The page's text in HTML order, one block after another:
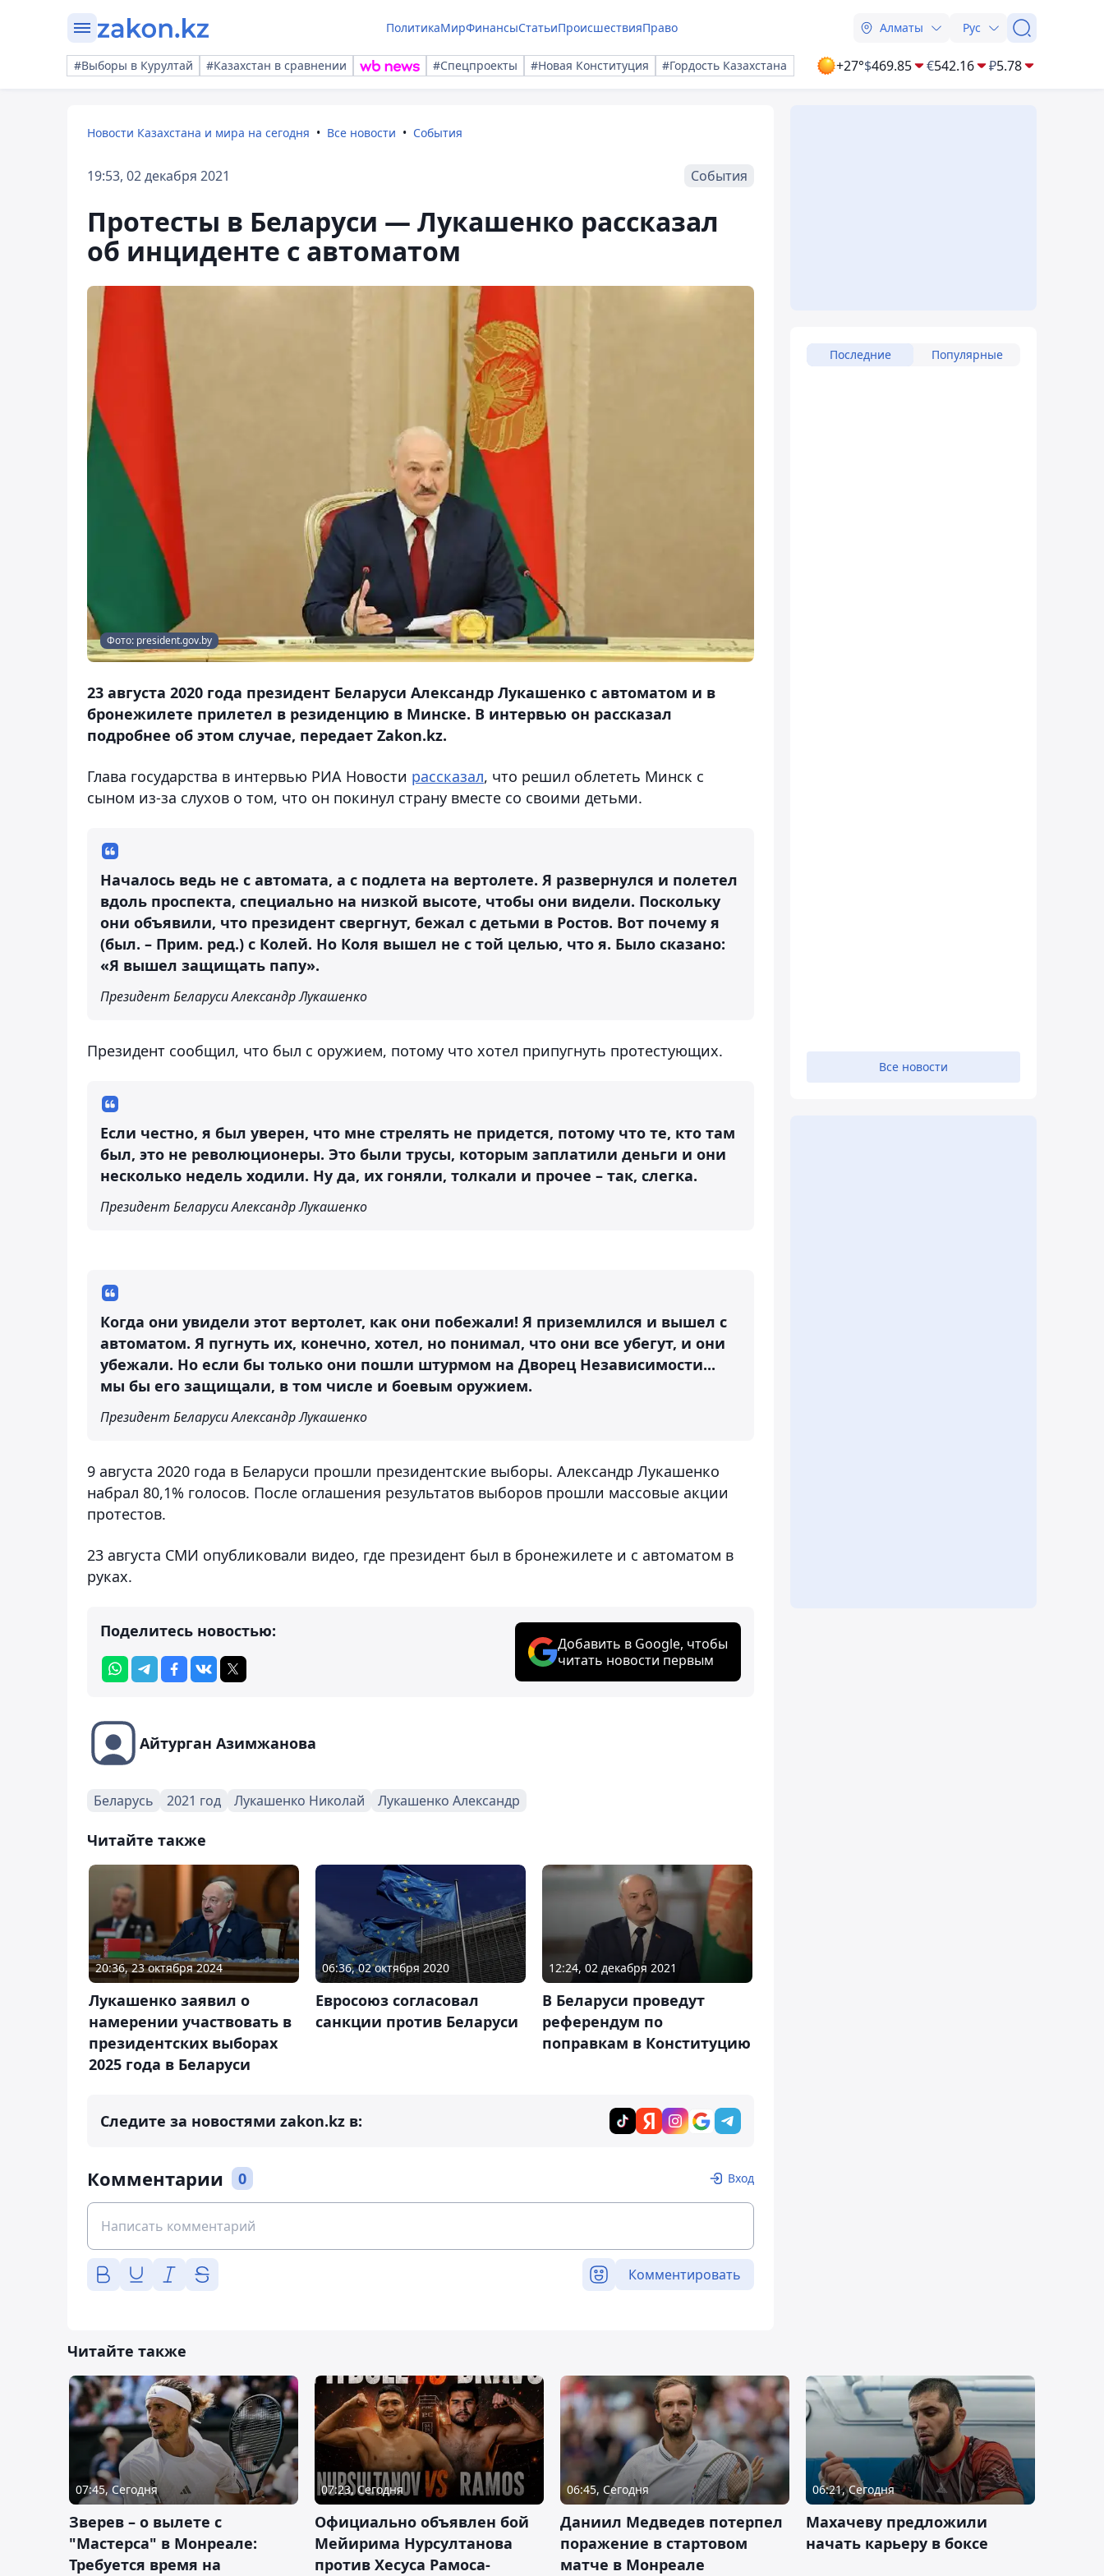
ПолитикаМирФинансыСтатьиПроисшествияПраво Алматы Рус
#Выборы в Курултай #Казахстан в сравнении #Спецпроекты #Новая Конституция #Гордость Казахстана +27°$469.85 €542.16 ₽5.78
Новости Казахстана и мира на сегодня Все новости События
19:53, 02 декабря 2021 События
Протесты в Беларуси — Лукашенко рассказал
об инциденте с автоматом
Фото: president.gov.by
23 августа 2020 года президент Беларуси Александр Лукашенко с автоматом и в
бронежилете прилетел в резиденцию в Минске. В интервью он рассказал
подробнее об этом случае, передает Zakon.kz.
Глава государства в интервью РИА Новости рассказал, что решил облететь Минск с
сыном из-за слухов о том, что он покинул страну вместе со своими детьми.
Началось ведь не с автомата, а с подлета на вертолете. Я развернулся и полетел
вдоль проспекта, специально на низкой высоте, чтобы они видели. Поскольку
они объявили, что президент свергнут, бежал с детьми в Ростов. Вот почему я
(был. – Прим. ред.) с Колей. Но Коля вышел не с той целью, что я. Было сказано:
«Я вышел защищать папу».
Президент Беларуси Александр Лукашенко
Президент сообщил, что был с оружием, потому что хотел припугнуть протестующих.
Если честно, я был уверен, что мне стрелять не придется, потому что те, кто там
был, это не революционеры. Это были трусы, которым заплатили деньги и они
несколько недель ходили. Ну да, их гоняли, толкали и прочее – так, слегка.
Президент Беларуси Александр Лукашенко
Когда они увидели этот вертолет, как они побежали! Я приземлился и вышел с
автоматом. Я пугнуть их, конечно, хотел, но понимал, что они все убегут, и они
убежали. Но если бы только они пошли штурмом на Дворец Независимости...
мы бы его защищали, в том числе и боевым оружием.
Президент Беларуси Александр Лукашенко
9 августа 2020 года в Беларуси прошли президентские выборы. Александр Лукашенко
набрал 80,1% голосов. После оглашения результатов выборов прошли массовые акции
протестов.
23 августа СМИ опубликовали видео, где президент был в бронежилете и с автоматом в
руках.
Поделитесь новостью:
Добавить в Google, чтобы
читать новости первым
Айтурган Азимжанова
Беларусь 2021 год Лукашенко Николай Лукашенко Александр
Читайте также
20:36, 23 октября 2024
Лукашенко заявил о
намерении участвовать в
президентских выборах
2025 года в Беларуси
06:36, 02 октября 2020
Евросоюз согласовал
санкции против Беларуси
12:24, 02 декабря 2021
В Беларуси проведут
референдум по
поправкам в Конституцию
Следите за новостями zakon.kz в:
Комментарии 0 Вход
Комментировать
Последние Популярные
Все новости
Читайте также
07:45, Сегодня
Зверев – о вылете с
"Мастерса" в Монреале:
Требуется время на
07:23, Сегодня
Официально объявлен бой
Мейирима Нурсултанова
против Хесуса Рамоса-
06:45, Сегодня
Даниил Медведев потерпел
поражение в стартовом
матче в Монреале
06:21, Сегодня
Махачеву предложили
начать карьеру в боксе